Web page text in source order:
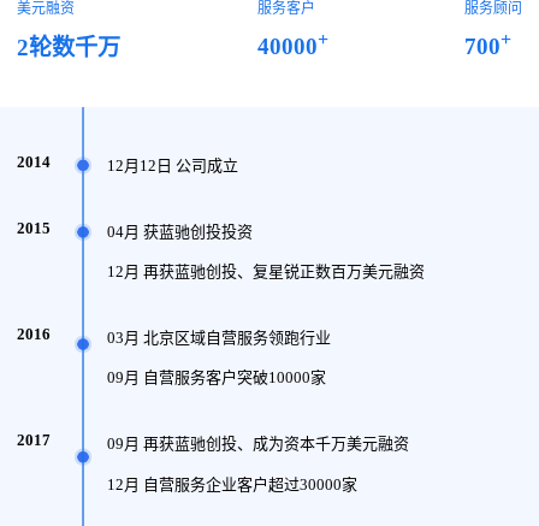
美元融资
2轮数千万
服务客户
40000+
服务顾问
700+
2014 12月12日 公司成立
2015 04月 获蓝驰创投投资
12月 再获蓝驰创投、复星锐正数百万美元融资
2016 03月 北京区域自营服务领跑行业
09月 自营服务客户突破10000家
2017 09月 再获蓝驰创投、成为资本千万美元融资
12月 自营服务企业客户超过30000家